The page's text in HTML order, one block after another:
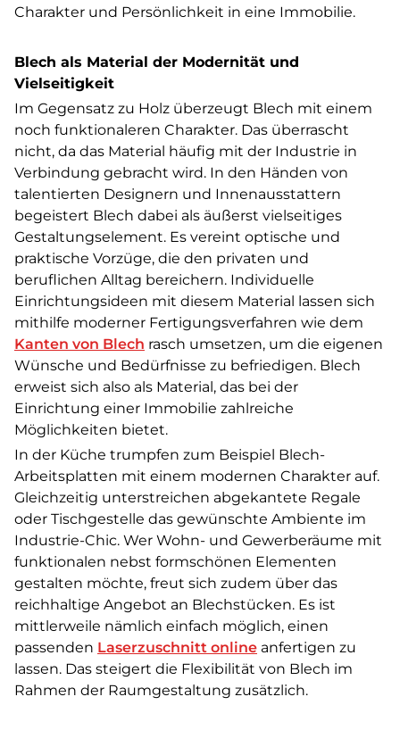
Charakter und Persönlichkeit in eine Immobilie.
Blech als Material der Modernität und
Vielseitigkeit
Im Gegensatz zu Holz überzeugt Blech mit einem
noch funktionaleren Charakter. Das überrascht
nicht, da das Material häufig mit der Industrie in
Verbindung gebracht wird. In den Händen von
talentierten Designern und Innenausstattern
begeistert Blech dabei als äußerst vielseitiges
Gestaltungselement. Es vereint optische und
praktische Vorzüge, die den privaten und
beruflichen Alltag bereichern. Individuelle
Einrichtungsideen mit diesem Material lassen sich
mithilfe moderner Fertigungsverfahren wie dem
Kanten von Blech rasch umsetzen, um die eigenen
Wünsche und Bedürfnisse zu befriedigen. Blech
erweist sich also als Material, das bei der
Einrichtung einer Immobilie zahlreiche
Möglichkeiten bietet.
In der Küche trumpfen zum Beispiel Blech-
Arbeitsplatten mit einem modernen Charakter auf.
Gleichzeitig unterstreichen abgekantete Regale
oder Tischgestelle das gewünschte Ambiente im
Industrie-Chic. Wer Wohn- und Gewerberäume mit
funktionalen nebst formschönen Elementen
gestalten möchte, freut sich zudem über das
reichhaltige Angebot an Blechstücken. Es ist
mittlerweile nämlich einfach möglich, einen
passenden Laserzuschnitt online anfertigen zu
lassen. Das steigert die Flexibilität von Blech im
Rahmen der Raumgestaltung zusätzlich.